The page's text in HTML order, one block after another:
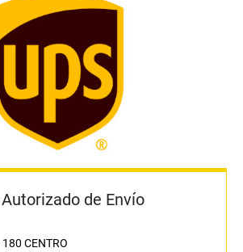
de Envío
CENTRO